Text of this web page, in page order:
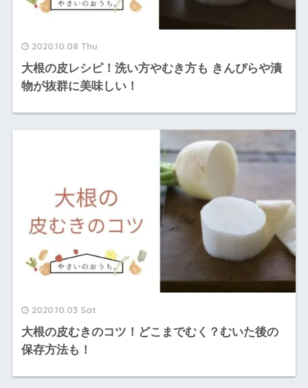
2020.10.08 Thu
大根の皮レシピ！洗い方やむき方も きんぴらや漬
物が抜群に美味しい！
2020.10.03 Sat
大根の皮むきのコツ！どこまでむく？むいた後の
保存方法も！